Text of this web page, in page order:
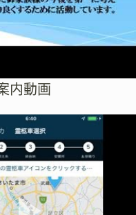
内動画